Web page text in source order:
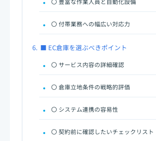
〇 付帯業務への幅広い対応力
6. ■ EC倉庫を選ぶべきポイント
〇 サービス内容の詳細確認
〇 倉庫立地条件の戦略的評価
〇 システム連携の容易性
〇 契約前に確認したいチェックリスト